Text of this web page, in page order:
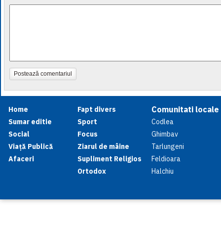
Postează comentariul
Home
Sumar editie
Social
Viață Publică
Afaceri
Fapt divers
Sport
Focus
Ziarul de mâine
Supliment Religios
Ortodox
Comunitati locale
Codlea
Ghimbav
Tarlungeni
Feldioara
Halchiu